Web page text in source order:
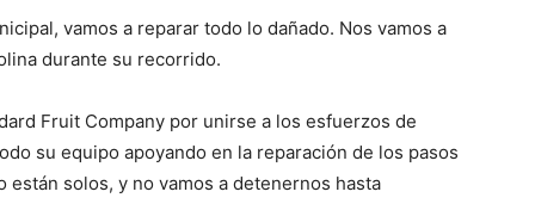
vamos a reparar todo lo dañado. Nos vamos a
durante su recorrido.
Fruit Company por unirse a los esfuerzos de
su equipo apoyando en la reparación de los pasos
están solos, y no vamos a detenernos hasta